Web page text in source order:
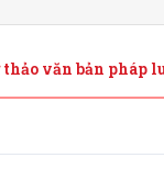
văn bản pháp